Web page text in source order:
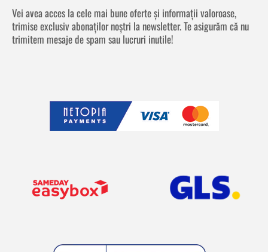
Vei avea acces la cele mai bune oferte și informații valoroase,
trimise exclusiv abonaților noștri la newsletter. Te asigurăm că nu
trimitem mesaje de spam sau lucruri inutile!